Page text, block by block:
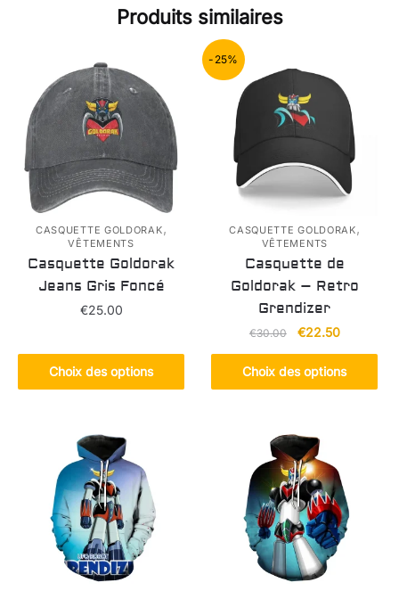
Produits similaires
CASQUETTE GOLDORAK,
VÊTEMENTS
Casquette Goldorak
Jeans Gris Foncé
€25.00
Choix des options
produit
a
Les
options
peuvent
être
choisies
sur
la
-25%
CASQUETTE GOLDORAK,
VÊTEMENTS
Casquette de
Goldorak – Retro
Grendizer
€30.00
Le
prix
initial
était :
€22.50Le
prix
actuel
est :
Choix des options
Ce
produit
plusieurs
variations.
Les
options
peuvent
être
choisies
sur